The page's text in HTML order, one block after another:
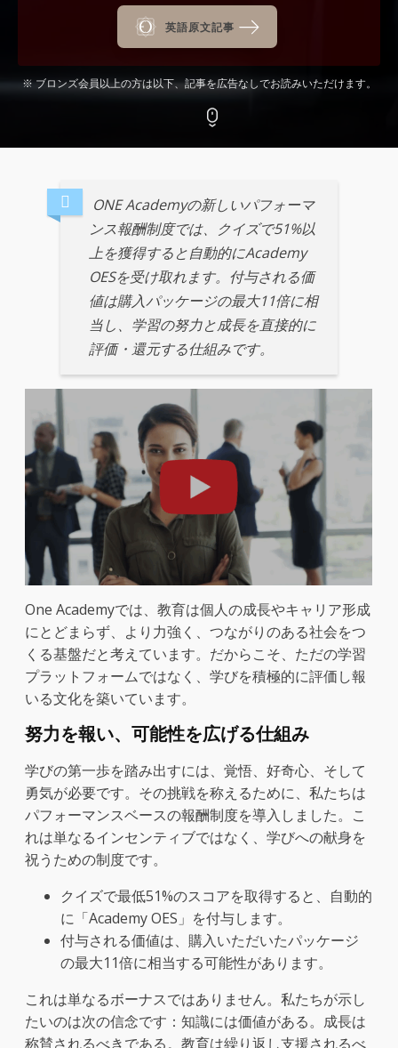
英語原文記事
※ ブロンズ会員以上の方は以下、記事を広告なしでお読みいただけます。
ONE Academyの新しいパフォーマ
ンス報酬制度では、クイズで51%以
上を獲得すると自動的にAcademy
OESを受け取れます。付与される価
値は購入パッケージの最大11倍に相
当し、学習の努力と成長を直接的に
評価・還元する仕組みです。
One Academyでは、教育は個人の成長やキャリア形成
にとどまらず、より力強く、つながりのある社会をつ
くる基盤だと考えています。だからこそ、ただの学習
プラットフォームではなく、学びを積極的に評価し報
いる文化を築いています。
努力を報い、可能性を広げる仕組み
学びの第一歩を踏み出すには、覚悟、好奇心、そして
勇気が必要です。その挑戦を称えるために、私たちは
パフォーマンスベースの報酬制度を導入しました。こ
れは単なるインセンティブではなく、学びへの献身を
祝うための制度です。
クイズで最低51%のスコアを取得すると、自動的
に「Academy OES」を付与します。
付与される価値は、購入いただいたパッケージ
の最大11倍に相当する可能性があります。
これは単なるボーナスではありません。私たちが示し
たいのは次の信念です：知識には価値がある。成長は
称賛されるべきである。教育は繰り返し支援されるべ